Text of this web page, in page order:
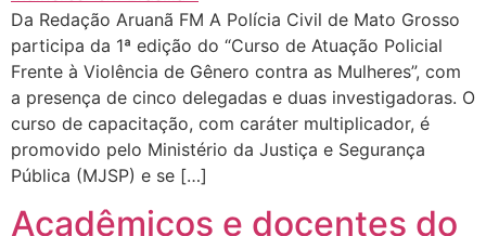
Da Redação Aruanã FM A Polícia Civil de Mato Grosso
participa da 1ª edição do “Curso de Atuação Policial
Frente à Violência de Gênero contra as Mulheres”, com
a presença de cinco delegadas e duas investigadoras. O
curso de capacitação, com caráter multiplicador, é
promovido pelo Ministério da Justiça e Segurança
Pública (MJSP) e se […]
Acadêmicos e docentes do